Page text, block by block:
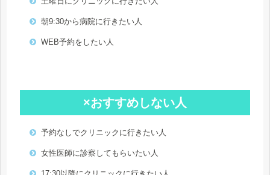
朝9:30から病院に行きたい人
WEB予約をしたい人
×おすすめしない人
予約なしでクリニックに行きたい人
女性医師に診察してもらいたい人